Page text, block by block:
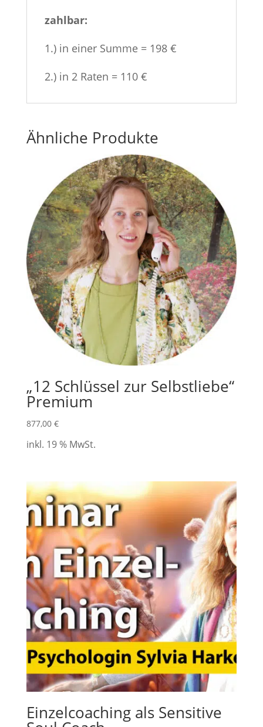
zahlbar:
1.) in einer Summe = 198 €
2.) in 2 Raten = 110 €
Ähnliche Produkte
„12 Schlüssel zur Selbstliebe“
Premium
877,00 €
inkl. 19 % MwSt.
Einzelcoaching als Sensitive